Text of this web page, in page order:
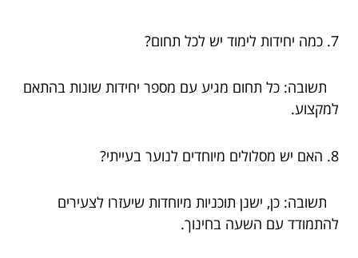
7. כמה יחידות לימוד יש לכל תחום?
תשובה: כל תחום מגיע עם מספר יחידות שונות בהתאם
למקצוע.
8. האם יש מסלולים מיוחדים לנוער בעייתי?
תשובה: כן, ישנן תוכניות מיוחדות שיעזרו לצעירים
להתמודד עם השעה בחינוך.